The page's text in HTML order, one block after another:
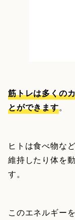
筋トレは多くの
とができます。
ヒトは食べ物な
維持したり体を
す。
このエネルギー